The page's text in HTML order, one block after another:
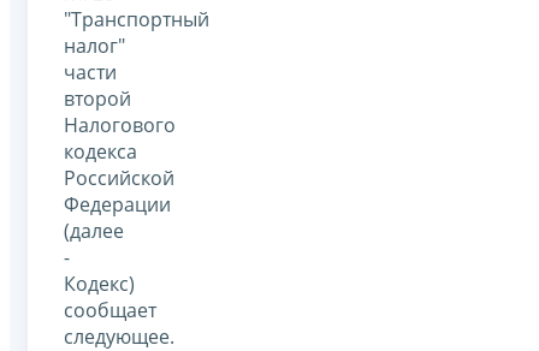
"Транспортный
налог"
части
второй
Налогового
кодекса
Российской
Федерации
(далее
-
Кодекс)
сообщает
следующее.